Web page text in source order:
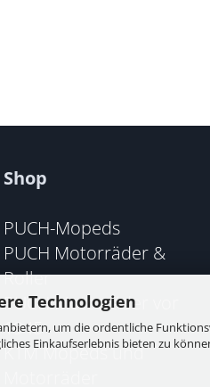
Technologien
um die ordentliche
Einkaufserlebnis bieten zu
Shop
PUCH-Mopeds
PUCH Motorräder &
Roller
PUCH Motorräder vor
1945
KTM Mopeds und